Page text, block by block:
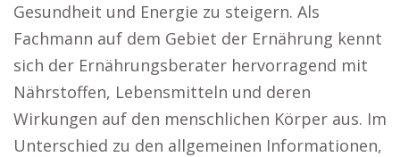
Gesundheit und Energie zu steigern. Als
Fachmann auf dem Gebiet der Ernährung kennt
sich der Ernährungsberater hervorragend mit
Nährstoffen, Lebensmitteln und deren
Wirkungen auf den menschlichen Körper aus. Im
Unterschied zu den allgemeinen Informationen,